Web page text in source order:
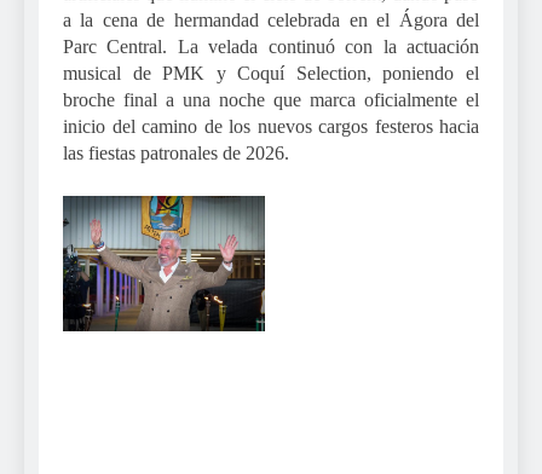
a la cena de hermandad celebrada en el Ágora del
Parc Central. La velada continuó con la actuación
musical de PMK y Coquí Selection, poniendo el
broche final a una noche que marca oficialmente el
inicio del camino de los nuevos cargos festeros hacia
las fiestas patronales de 2026.